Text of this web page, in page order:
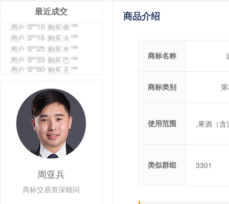
最近成交
用户 S**26 购买 图***
用户 S**10 购买 侯***
用户 S**16 购买 火***
用户 S**25 购买 水***
用户 S**33 购买 巴***
用户 S**80 购买 王***
用户 S**19 购买 T***
用户 S**68 购买 俏***
周亚兵
商标交易资深顾问
商品介绍
商标名称
商标类别
使用范围 ,果酒（
类似群组 3301